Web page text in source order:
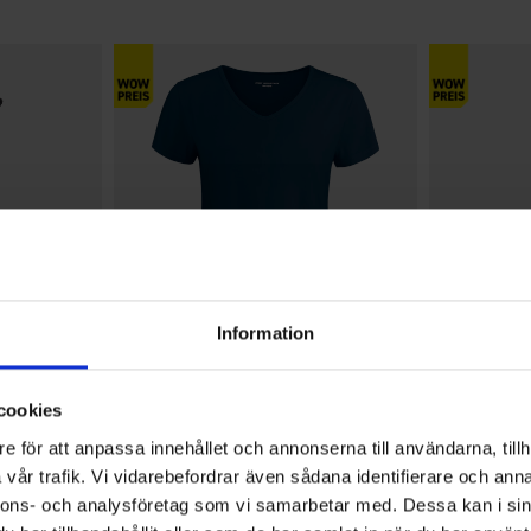
Information
för att anpassa innehållet och annonserna till användarna,
trafik. Vi vidarebefordrar även sådana identifierare och
och analysföretag som vi samarbetar med. Dessa kan i
Ab9,95 € 9,95 €